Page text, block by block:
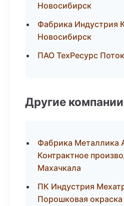
Новосибирск
Фабрика Индустрия
Новосибирск
ПАО ТехРесурс
Другие компании
Фабрика Металлика
Контрактное
Махачкала
ПК Индустрия
Порошковая